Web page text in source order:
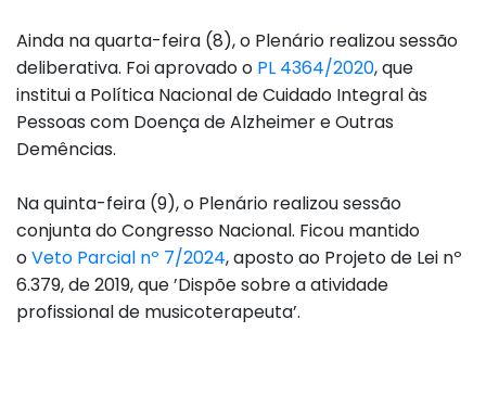
Ainda na quarta-feira (8), o Plenário realizou sessão
deliberativa. Foi aprovado o PL 4364/2020, que
institui a Política Nacional de Cuidado Integral às
Pessoas com Doença de Alzheimer e Outras
Demências.
Na quinta-feira (9), o Plenário realizou sessão
conjunta do Congresso Nacional. Ficou mantido
oVeto Parcial nº 7/2024, aposto ao Projeto de Lei nº
6.379, de 2019, que ’Dispõe sobre a atividade
profissional de musicoterapeuta’.